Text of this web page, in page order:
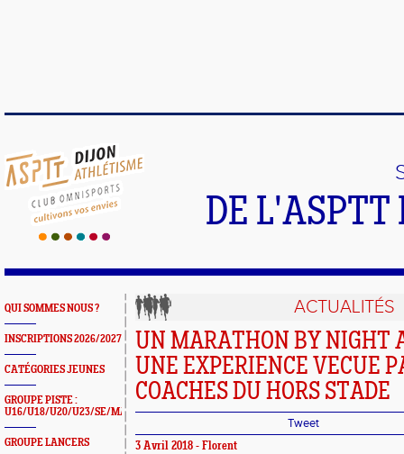
DE
QUI SOMMES NOUS ?
INSCRIPTIONS 2026/2027
CATÉGORIES JEUNES
GROUPE PISTE :
U16/U18/U20/U23/SE/MASTERS
GROUPE LANCERS
ACTUALITÉS
UN MARATHON BY NIGHT
UNE EXPERIENCE VECUE
COACHES DU HORS STADE
Tweet
3 Avril 2018 - Florent